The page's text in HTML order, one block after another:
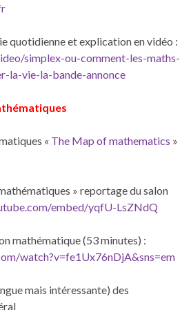
quotidienne et explication en vidéo :
simplex-ou-comment-les-maths-
la-vie-la-bande-annonce
« The Map of mathematics »
» reportage du salon
embed/yqfU-LsZNdQ
mathématique (53 minutes) :
watch?v=fe1Ux76nDjA&sns=em
mais intéressante) des